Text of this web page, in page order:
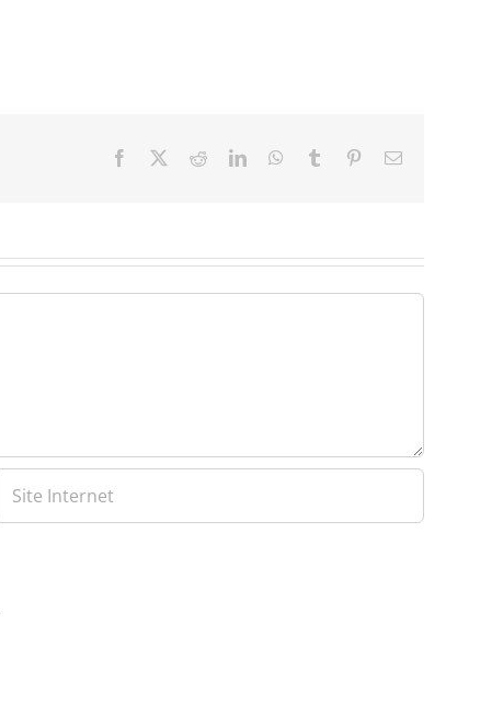
Facebook RedditLinkedInWhatsApp
Tumblr PinterestEmail